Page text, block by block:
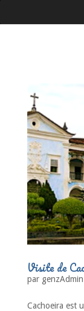
Visite de
par genzAdmin
Cachoeira est